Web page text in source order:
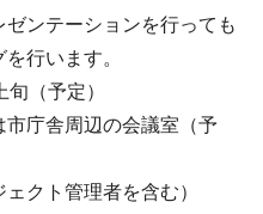
ンテーションを行っても
行います。
（予定）
市庁舎周辺の会議室（予
クト管理者を含む）